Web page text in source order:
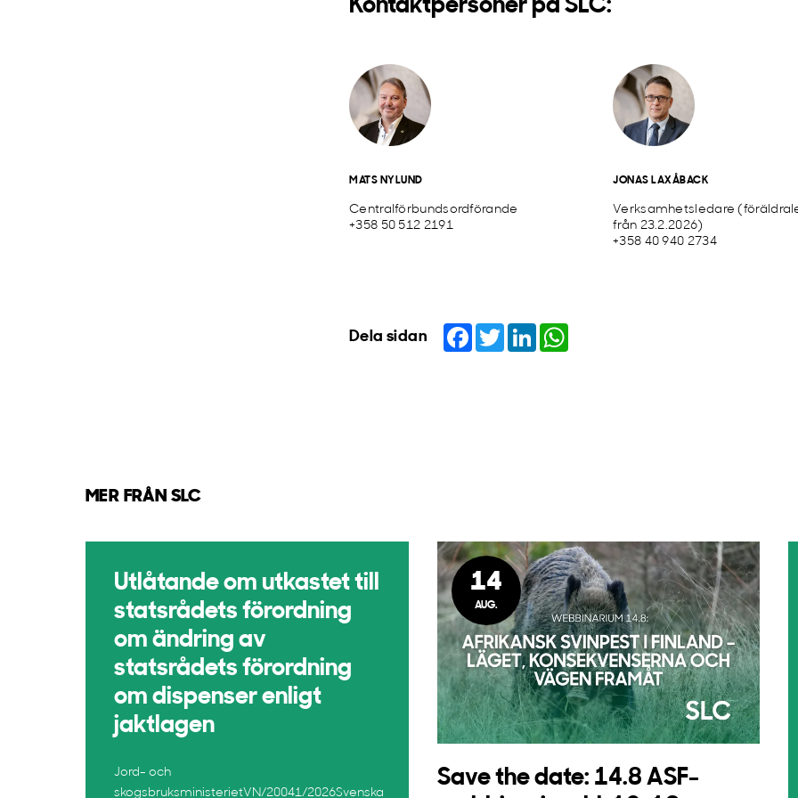
Kontaktpersoner på SLC:
MATS NYLUND
Centralförbundsordförande
+358 50 512 2191
JONAS LAXÅBACK
Verksamhetsledare
från 23.2.2026)
+358 40 940 2734
Dela sidan Facebook
TwitterLinkedIn
MER FRÅN SLC
Utlåtande om utkastet till
statsrådets förordning
om ändring av
statsrådets förordning
om dispenser enligt
jaktlagen
Jord- och
skogsbruksministerietVN/20041/2026Svenska
14
AUG.
Save the date: 14.8 ASF-